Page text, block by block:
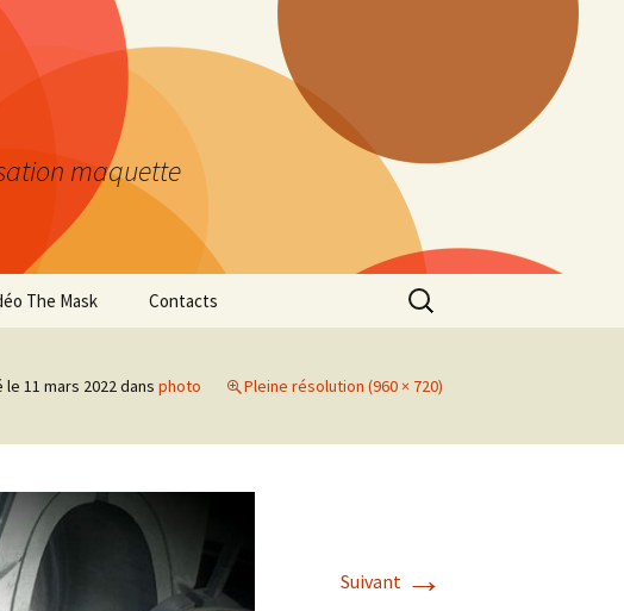
maquette
The Mask Contacts
Rechercher:
le 11 mars 2022dans photo Pleine résolution (960 × 720)
Suivant →